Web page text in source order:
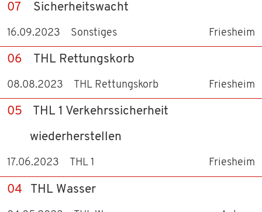
16.09.2023 Sonstiges Friesheim
07 Sicherheitswacht
08.08.2023 THL Rettungskorb Friesheim
06 THL Rettungskorb
17.06.2023 THL 1 Friesheim
05 THL 1 Verkehrssicherheit
wiederherstellen
04 THL Wasser